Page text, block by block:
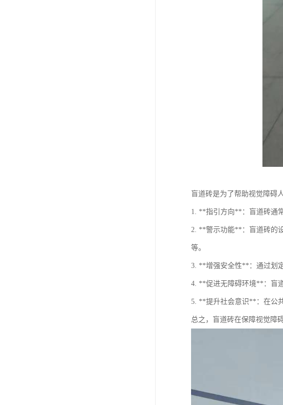
盲道砖是为了帮助视觉障碍
1. **指引方向**：盲道砖通
2. **警示功能**：盲道砖的
等。
3. **增强安全性**：通过划
4. **促进无障碍环境**：盲
5. **提升社会意识**：在公
总之，盲道砖在保障视觉障